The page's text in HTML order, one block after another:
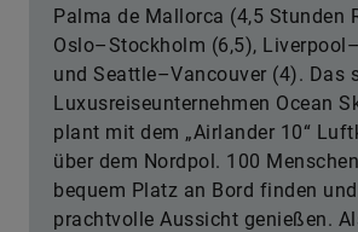
Palma de Mallorca (4,5 Stunden
Oslo–Stockholm (6,5),
und Seattle–Vancouver (4). Das
Luxusreiseunternehmen Ocean
plant mit dem „Airlander 10“
über dem Nordpol. 100
bequem Platz an Bord finden
prachtvolle Aussicht genießen.